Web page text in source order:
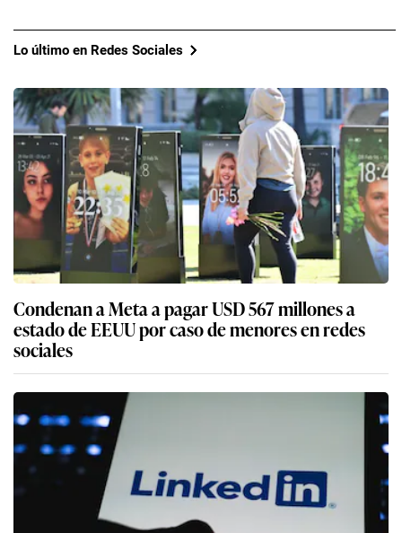
Lo último en Redes Sociales
Condenan a Meta a pagar USD 567 millones a
estado de EEUU por caso de menores en redes
sociales